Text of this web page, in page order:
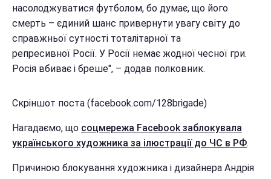
насолоджуватися футболом, бо думає, що його
смерть – єдиний шанс привернути увагу світу до
справжньої сутності тоталітарної та
репресивної Росії. У Росії немає жодної чесної гри.
Росія вбиває і бреше", – додав полковник.
Скріншот поста (facebook.com/128brigade)
Нагадаємо, що соцмережа Facebook заблокувала
українського художника за ілюстрації до ЧС в РФ.
Причиною блокування художника і дизайнера Андрія